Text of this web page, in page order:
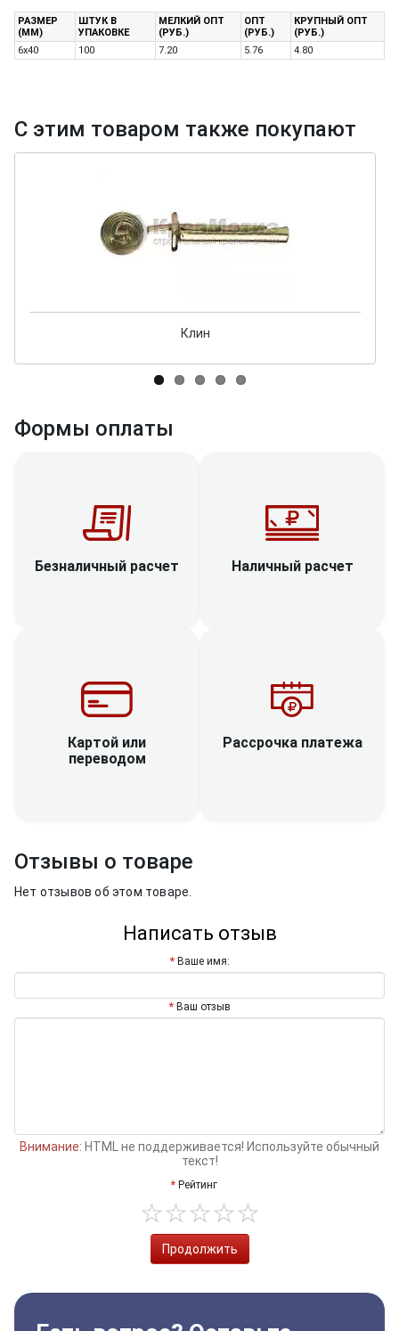
РАЗМЕР
(ММ)
ШТУК В
УПАКОВКЕ
МЕЛКИЙ ОПТ
(РУБ.)
ОПТ
(РУБ.)
КРУПНЫЙ ОПТ
(РУБ.)
6х40
100 7.20 5.76 4.80
С этим товаром также покупают
Клин
Формы оплаты
Безналичный расчет Наличный расчет
Картой или
переводом
Рассрочка платежа
Отзывы о товаре
Нет отзывов об этом товаре.
Написать отзыв
Ваше имя:
Ваш отзыв
Внимание: HTML не поддерживается! Используйте обычный
текст!
Рейтинг
Продолжить